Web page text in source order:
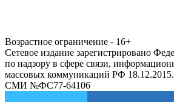
Возрастное ограничение - 16+
Сетевое издание зарегистрировано
по надзору в сфере связи,
массовых коммуникаций РФ 18.12.2015.
СМИ №ФС77-64106